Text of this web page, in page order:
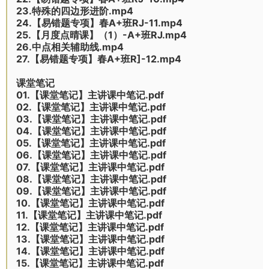
23.特殊的四边形进阶.mp4
24.【易错题专项】春A+班RJ-11.mp4
25.【月度点晴课】（1）-A+班RJ.mp4
26.中点相关辅助线.mp4
27.【易错题专项】春A+班R]-12.mp4
课堂笔记
01.【课堂笔记】主讲课中笔记.pdf
02.【课堂笔记】主讲课中笔记.pdf
03.【课堂笔记】主讲课中笔记.pdf
04.【课堂笔记】主讲课中笔记.pdf
05.【课堂笔记】主讲课中笔记.pdf
06.【课堂笔记】主讲课中笔记.pdf
07.【课堂笔记】主讲课中笔记.pdf
08.【课堂笔记】主讲课中笔记.pdf
09.【课堂笔记】主讲课中笔记.pdf
10.【课堂笔记】主讲课中笔记.pdf
11.【课堂笔记】主讲课中笔记.pdf
12.【课堂笔记】主讲课中笔记.pdf
13.【课堂笔记】主讲课中笔记.pdf
14.【课堂笔记】主讲课中笔记.pdf
15.【课堂笔记】主讲课中笔记.pdf